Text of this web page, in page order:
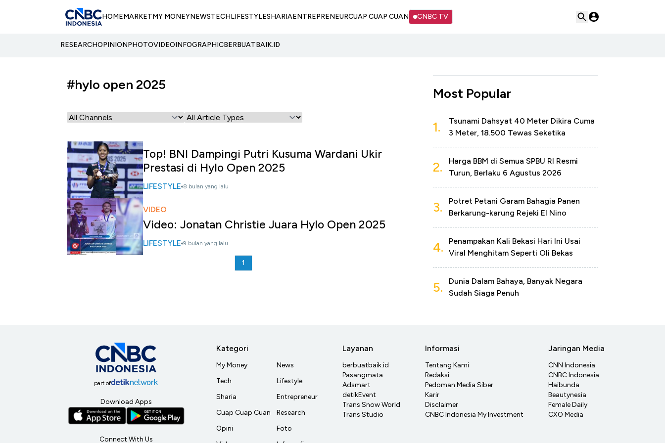
HOMEMARKETMY MONEYNEWSTECHLIFESTYLESHARIAENTREPRENEURCUAP CUAP CUAN CNBC TV
RESEARCHOPINIONPHOTOVIDEOINFOGRAPHICBERBUATBAIK.ID
#hylo open 2025
Top! BNI Dampingi Putri Kusuma Wardani Ukir
Prestasi di Hylo Open 2025
LIFESTYLE 8 bulan yang lalu
VIDEO
Video: Jonatan Christie Juara Hylo Open 2025
LIFESTYLE 9 bulan yang lalu
1
Most Popular
1.
Tsunami Dahsyat 40 Meter Dikira Cuma
3 Meter, 18.500 Tewas Seketika
2.
Harga BBM di Semua SPBU RI Resmi
Turun, Berlaku 6 Agustus 2026
3.
Potret Petani Garam Bahagia Panen
Berkarung-karung Rejeki El Nino
4.
Penampakan Kali Bekasi Hari Ini Usai
Viral Menghitam Seperti Oli Bekas
5.
Dunia Dalam Bahaya, Banyak Negara
Sudah Siaga Penuh
part of
Download Apps
Connect With Us
Kategori
My Money
Tech
Sharia
Cuap Cuap Cuan
Opini
News
Lifestyle
Entrepreneur
Research
Foto
Layanan
berbuatbaik.id
Pasangmata
Adsmart
detikEvent
Trans Snow World
Trans Studio
Informasi
Tentang Kami
Redaksi
Pedoman Media Siber
Karir
Disclaimer
CNBC Indonesia My Investment
Jaringan Media
CNN Indonesia
CNBC Indonesia
Haibunda
Beautynesia
Female Daily
CXO Media